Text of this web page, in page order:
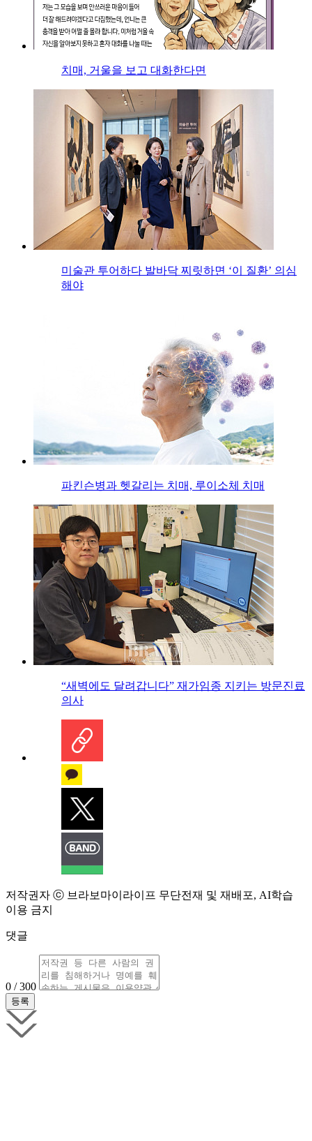
치매, 거울을 보고 대화한다면
미술관 투어하다 발바닥 찌릿하면 ‘이 질환’ 의심
해야
파킨슨병과 헷갈리는 치매, 루이소체 치매
“새벽에도 달려갑니다” 재가임종 지키는 방문진료
의사
저작권자 ⓒ 브라보마이라이프 무단전재 및 재배포, AI학습
이용 금지
댓글
0 / 300